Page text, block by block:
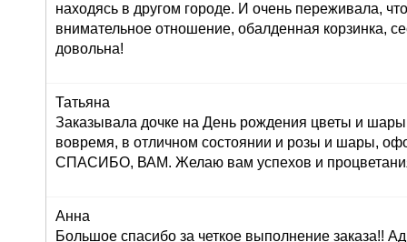
находясь в другом городе. И очень переживала,
внимательное отношение, обалденная корзинка,
довольна!
Татьяна
Заказывала дочке на День рождения цветы и
вовремя, в отличном состоянии и розы и шары,
СПАСИБО, ВАМ. Желаю вам успехов и
Анна
Большое спасибо за четкое выполнение заказа!!